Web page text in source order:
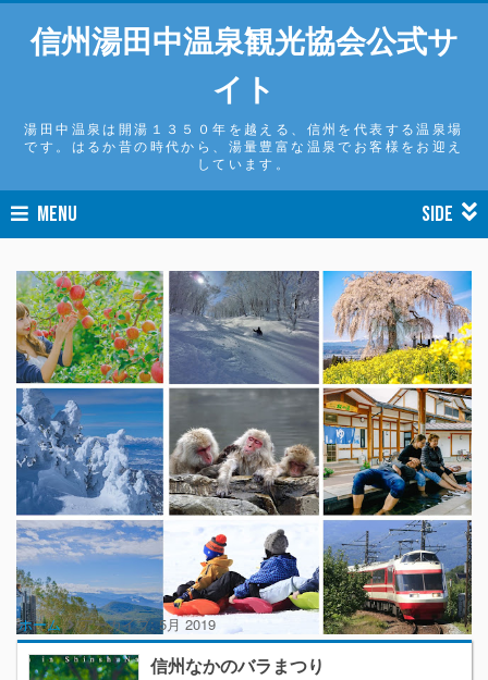
信州湯田中温泉観光協会公式サ
イト
湯田中温泉は開湯１３５０年を越える、信州を代表する温泉場
です。はるか昔の時代から、湯量豊富な温泉でお客様をお迎え
しています。
MENU SIDE
ホーム アーカイブ:5月 2019
信州なかのバラまつり